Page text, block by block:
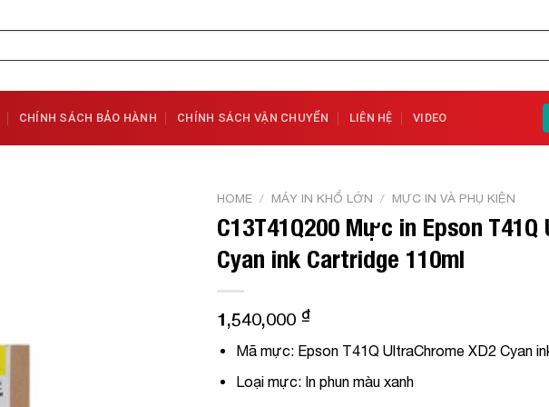
CHÍNH SÁCH BẢO HÀNH CHÍNH SÁCH VẬN CHUYỂN LIÊN HỆ VIDEO
HOME / MÁY IN KHỔ LỚN / MỰC IN VÀ PHỤ KIỆN
C13T41Q200 Mực in Epson
Cyan ink Cartridge 110ml
1,540,000 ₫
Mã mực: Epson T41Q UltraChrome XD2 Cyan
Loại mực:In phun màu xanh